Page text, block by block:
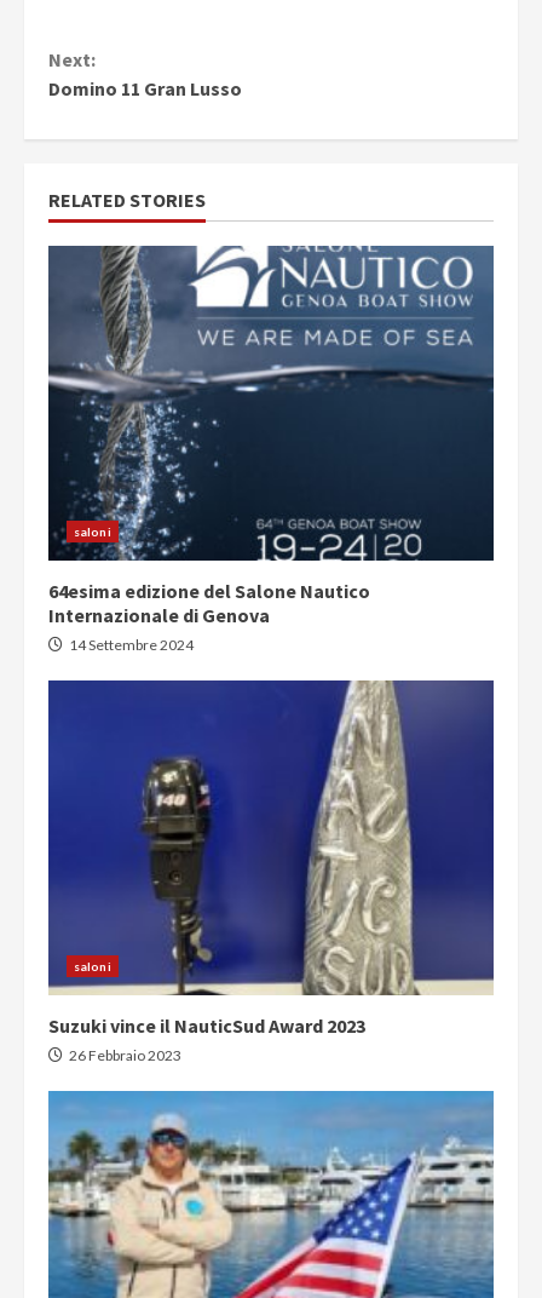
Continue
Reading
Next:
Domino 11 Gran Lusso
RELATED STORIES
saloni
64esima edizione del Salone Nautico
Internazionale di Genova
14 Settembre 2024
saloni
Suzuki vince il NauticSud Award 2023
26 Febbraio 2023